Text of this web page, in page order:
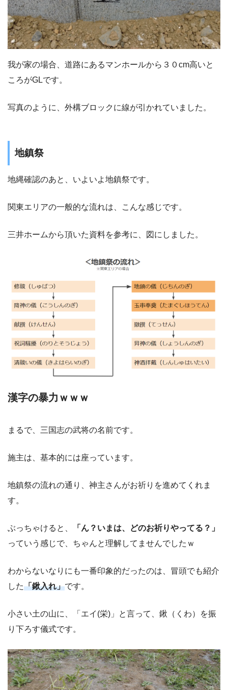
我が家の場合、道路にあるマンホールから３０cm高いと
ころがGLです。
写真のように、外構ブロックに線が引かれていました。
地鎮祭
地縄確認のあと、いよいよ地鎮祭です。
関東エリアの一般的な流れは、こんな感じです。
三井ホームから頂いた資料を参考に、図にしました。
漢字の暴力ｗｗｗ
まるで、三国志の武将の名前です。
施主は、基本的には座っています。
地鎮祭の流れの通り、神主さんがお祈りを進めてくれま
す。
ぶっちゃけると、
「ん？いまは、どのお祈りやってる？」
っていう感じで、ちゃんと理解してませんでしたｗ
わからないなりにも一番印象的だったのは、冒頭でも紹介
した「鍬入れ」です。
小さい土の山に、「エイ(栄)」と言って、鍬（くわ）を振
り下ろす儀式です。